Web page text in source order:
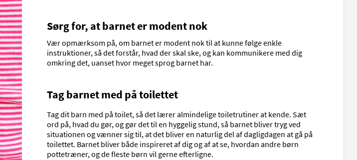
Sørg for, at barnet er modent nok
Vær opmærksom på, om barnet er modent nok til at kunne følge enkle
instruktioner, så det forstår, hvad der skal ske, og kan kommunikere med dig
omkring det, uanset hvor meget sprog barnet har.
Tag barnet med på toilettet
Tag dit barn med på toilet, så det lærer almindelige toiletrutiner at kende. Sæt
ord på, hvad du gør, og gør det til en hyggelig stund, så barnet bliver tryg ved
situationen og vænner sig til, at det bliver en naturlig del af dagligdagen at gå på
toilettet. Barnet bliver både inspireret af dig og af at se, hvordan andre børn
pottetræner, og de fleste børn vil gerne efterligne.